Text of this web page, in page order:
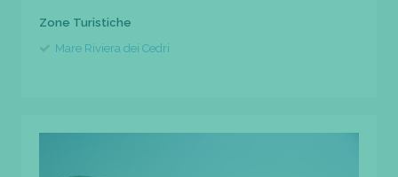
Zone Turistiche
Mare Riviera dei Cedri